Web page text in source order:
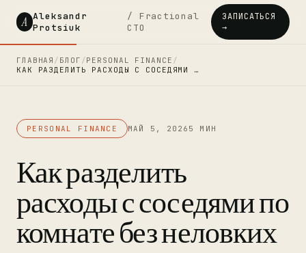
A Aleksandr
Protsiuk
/ Fractional
CTO
ЗАПИСАТЬСЯ
→
ГЛАВНАЯ / БЛОГ /PERSONAL FINANCE /
КАК РАЗДЕЛИТЬ РАСХОДЫ С СОСЕДЯМИ …
PERSONAL FINANCE МАЙ 5, 2026 5 МИН
Как разделить
расходы с соседями по
комнате без неловких